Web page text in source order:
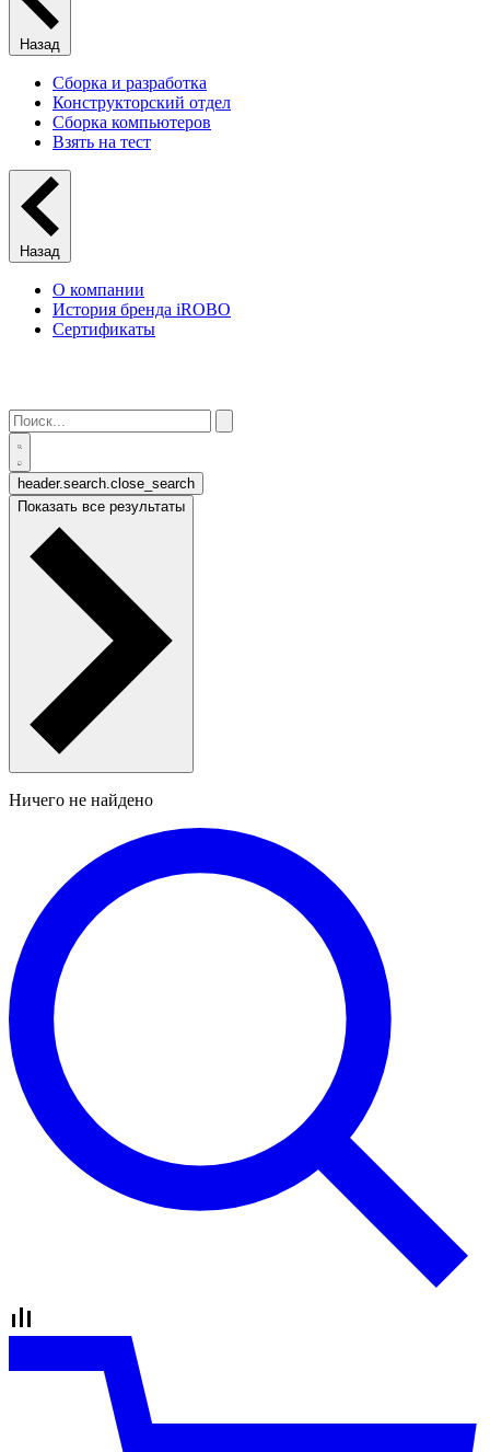
Назад
Сборка и разработка
Конструкторский отдел
Сборка компьютеров
Взять на тест
Назад
О компании
История бренда iROBO
Сертификаты
header.search.close_search
Показать все результаты
Ничего не найдено